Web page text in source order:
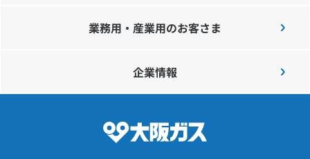
業務用・産業用のお客さま
企業情報